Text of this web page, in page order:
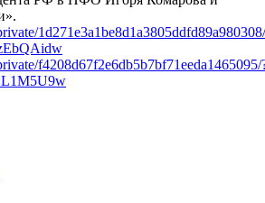
f4208d67f2e6db5b7bf71eeda1465095/